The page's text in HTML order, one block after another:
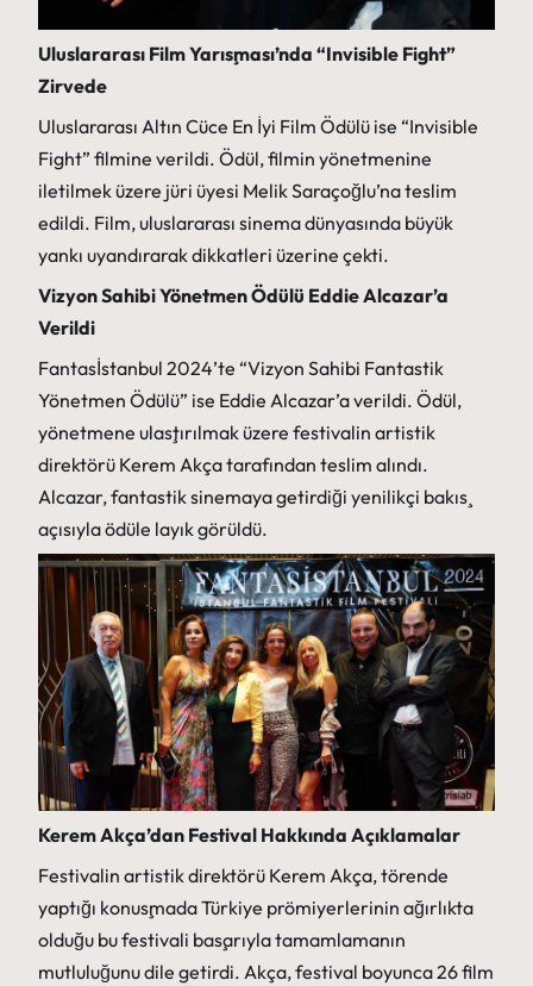
Uluslararası Film Yarışması’nda “Invisible Fight”
Zirvede
Uluslararası Altın Cüce En İyi Film Ödülü ise “Invisible
Fight” filmine verildi. Ödül, filmin yönetmenine
iletilmek üzere jüri üyesi Melik Saraçoğlu’na teslim
edildi. Film, uluslararası sinema dünyasında büyük
yankı uyandırarak dikkatleri üzerine çekti.
Vizyon Sahibi Yönetmen Ödülü Eddie Alcazar’a
Verildi
Fantasİstanbul 2024’te “Vizyon Sahibi Fantastik
Yönetmen Ödülü” ise Eddie Alcazar’a verildi. Ödül,
yönetmene ulaştırılmak üzere festivalin artistik
direktörü Kerem Akça tarafından teslim alındı.
Alcazar, fantastik sinemaya getirdiği yenilikçi bakış
açısıyla ödüle layık görüldü.
Kerem Akça’dan Festival Hakkında Açıklamalar
Festivalin artistik direktörü Kerem Akça, törende
yaptığı konuşmada Türkiye prömiyerlerinin ağırlıkta
olduğu bu festivali başarıyla tamamlamanın
mutluluğunu dile getirdi. Akça, festival boyunca 26 film